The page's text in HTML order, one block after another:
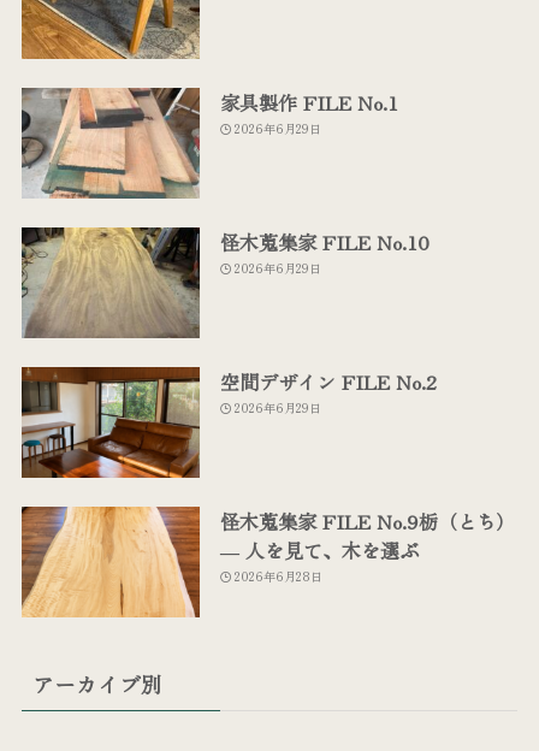
家具製作 FILE No.1
2026年6月29日
怪木蒐集家 FILE No.10
2026年6月29日
空間デザイン FILE No.2
2026年6月29日
怪木蒐集家 FILE No.9栃（とち）
― 人を見て、木を選ぶ
2026年6月28日
アーカイブ別